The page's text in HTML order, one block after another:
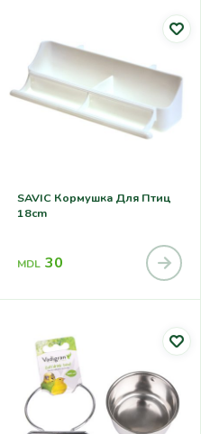
SAVIC Кормушка Для Птиц
18cm
MDL 30